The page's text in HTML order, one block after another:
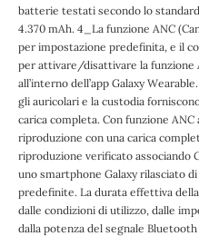
batterie testati secondo lo
4.370 mAh. 4_La funzione ANC
per impostazione predefinita, e il
per attivare/disattivare la funzione
all’interno dell’app Galaxy
gli auricolari e la custodia
carica completa. Con funzione
riproduzione con una carica
riproduzione verificato associando
uno smartphone Galaxy rilasciato
predefinite. La durata effettiva
dalle condizioni di utilizzo, dalle
dalla potenza del segnale